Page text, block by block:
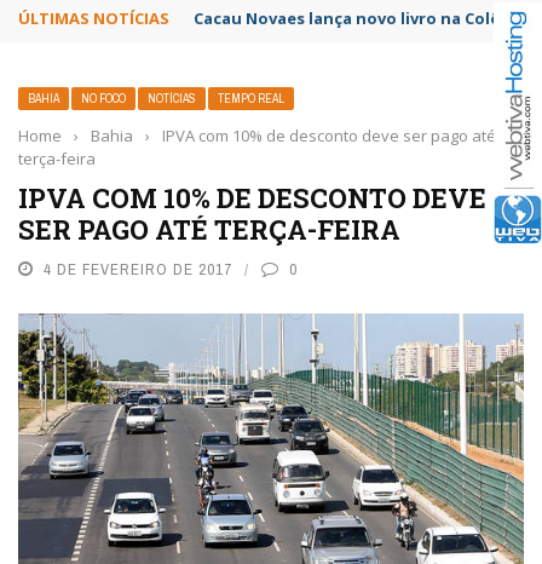
ÚLTIMAS NOTÍCIAS Poetas baianos representam o Brasil no
BAHIA NO FOCO NOTÍCIAS TEMPO REAL
Home › Bahia ›
IPVA com 10% de desconto deve ser pago até
terça-feira
IPVA COM 10% DE DESCONTO DEVE
SER PAGO ATÉ TERÇA-FEIRA
4 DE FEVEREIRO DE 2017 0